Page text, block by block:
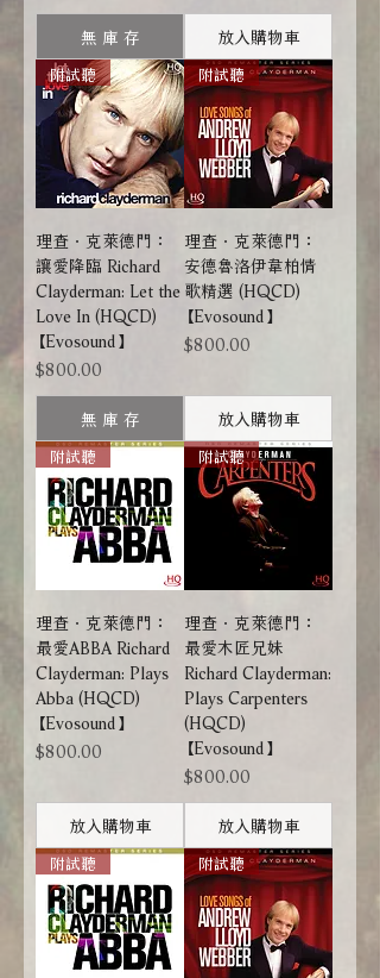
無 庫 存
放入購物車
附試聽
理查．克萊德門：
讓愛降臨 Richard
Clayderman: Let the
Love In (HQCD)
【Evosound】
價格
$800.00
無 庫 存
附試聽
理查．克萊德門：
安德魯洛伊韋柏情
歌精選 (HQCD)
【Evosound】
價格
$800.00
放入購物車
附試聽
理查．克萊德門：
最愛ABBA Richard
Clayderman: Plays
Abba (HQCD)
【Evosound】
價格
$800.00
放入購物車
附試聽
理查．克萊德門：
最愛木匠兄妹
Richard Clayderman:
Plays Carpenters
(HQCD)
【Evosound】
價格
$800.00
放入購物車
附試聽 附試聽